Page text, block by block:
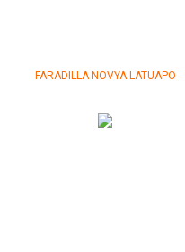
FARADILLA NOVYA LATUAPO